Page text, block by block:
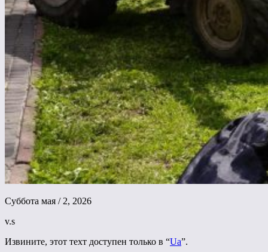
Суббота мая / 2, 2026
v.s
Извините, этот техт доступен только в “Ua”.